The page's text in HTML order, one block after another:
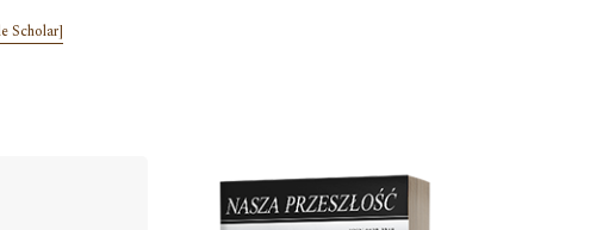
Scholar]
Cover image